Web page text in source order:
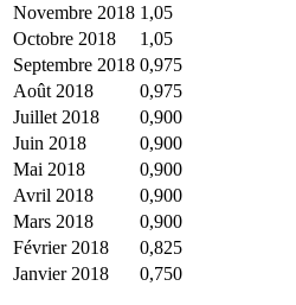
Novembre 2018 1,05
Octobre 2018
1,05
Septembre 2018 0,975
Août 2018
0,975
Juillet 2018
0,900
Juin 2018
0,900
Mai 2018
0,900
Avril 2018
0,900
Mars 2018
0,900
Février 2018
0,825
Janvier 2018
0,750